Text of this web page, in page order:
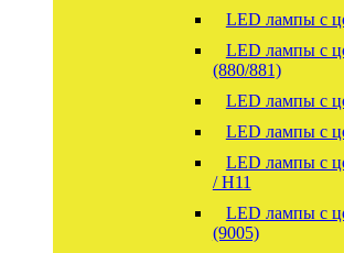
LED лампы с
LED лампы с
(880/881)
LED лампы с
LED лампы с
LED лампы с
/ H11
LED лампы с
(9005)